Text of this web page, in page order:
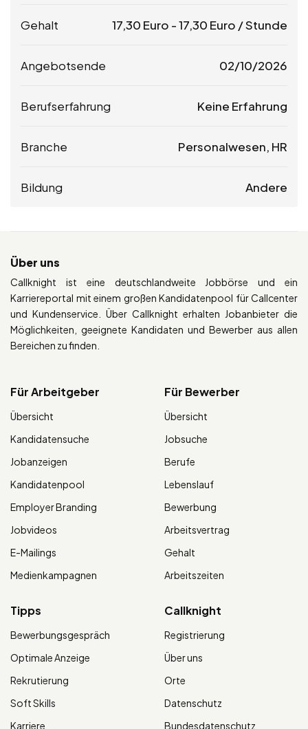
Gehalt 17,30 Euro -17,30 Euro / Stunde
Angebotsende 02/10/2026
Berufserfahrung Keine Erfahrung
Branche Personalwesen, HR
Bildung Andere
Über uns
Callknight ist eine deutschlandweite Jobbörse und ein
Karriereportal mit einem großen Kandidatenpool für Callcenter
und Kundenservice. Über Callknight erhalten Jobanbieter die
Möglichkeiten, geeignete Kandidaten und Bewerber aus allen
Bereichen zu finden.
Für Arbeitgeber
Übersicht
Kandidatensuche
Jobanzeigen
Kandidatenpool
Employer Branding
Jobvideos
E-Mailings
Medienkampagnen
Für Bewerber
Übersicht
Jobsuche
Berufe
Lebenslauf
Bewerbung
Arbeitsvertrag
Gehalt
Arbeitszeiten
Tipps
Bewerbungsgespräch
Optimale Anzeige
Rekrutierung
Soft Skills
Karriere
Callknight
Registrierung
Über uns
Orte
Datenschutz
Bundesdatenschutz